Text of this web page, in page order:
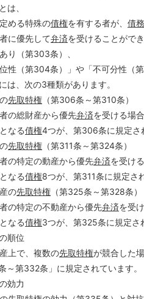
とは、
る特殊の債権を有する者が、 債務
者に優先して弁済を受けることがで
（第303条）、
（第304条）」や「不可分性（第
には、次の3種類があります。
先取特権 （第306条～第310条）
者の総財産から優先弁済を受ける場
る債権4つが、第306条に規定さ
先取特権 （第311条～第324条）
者の特定の動産から優先弁済を受け
る債権8つが、第311条に規定さ
の先取特権 （第325条～第328条）
者の特定の不動産から優先弁済を受
る債権3つが、第325条に規定さ
順位
で、複数の先取特権が競合した
第332条」に規定されています。
効力